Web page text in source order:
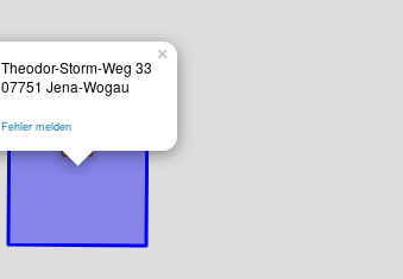
×
Theodor-Storm-Weg 33
07751 Jena-Wogau
Fehler melden